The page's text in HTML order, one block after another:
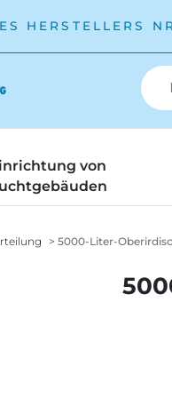
HERSTELLERS
von
5000-Liter-